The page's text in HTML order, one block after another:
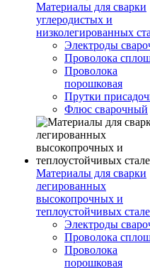
Материалы для сварки
углеродистых и
низколегированных
Электроды
Проволока
Проволока
порошковая
Прутки
Флюс сварочный
Материалы для сварки
легированных
высокопрочных и
теплоустойчивых
Электроды
Проволока
Проволока
порошковая